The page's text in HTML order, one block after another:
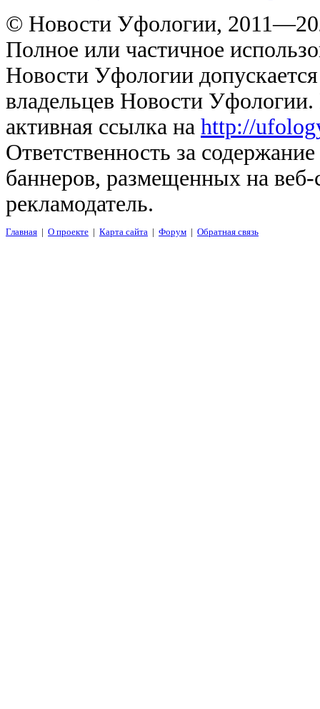
© Новости Уфологии,
Полное или частичное
Новости Уфологии
владельцев Новости
активная ссылка на http://
Ответственность за
баннеров, размещенных на
рекламодатель.
Главная | О проекте | Карта сайта | Форум | Обратная связь